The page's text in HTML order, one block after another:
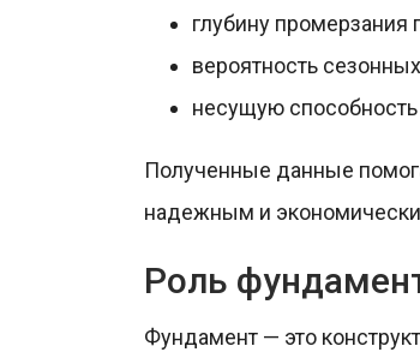
глубину промерзания
вероятность
несущую
Полученные данные
надежным и
Роль
Фундамент — это